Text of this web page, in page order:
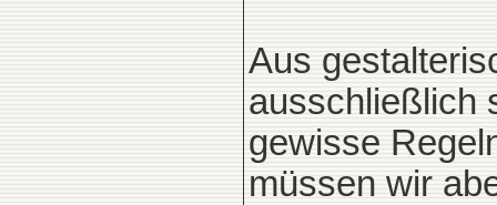
Aus
ausschließlich
gewisse
müssen wir